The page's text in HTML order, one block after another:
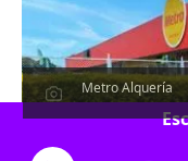
Metro Alquería